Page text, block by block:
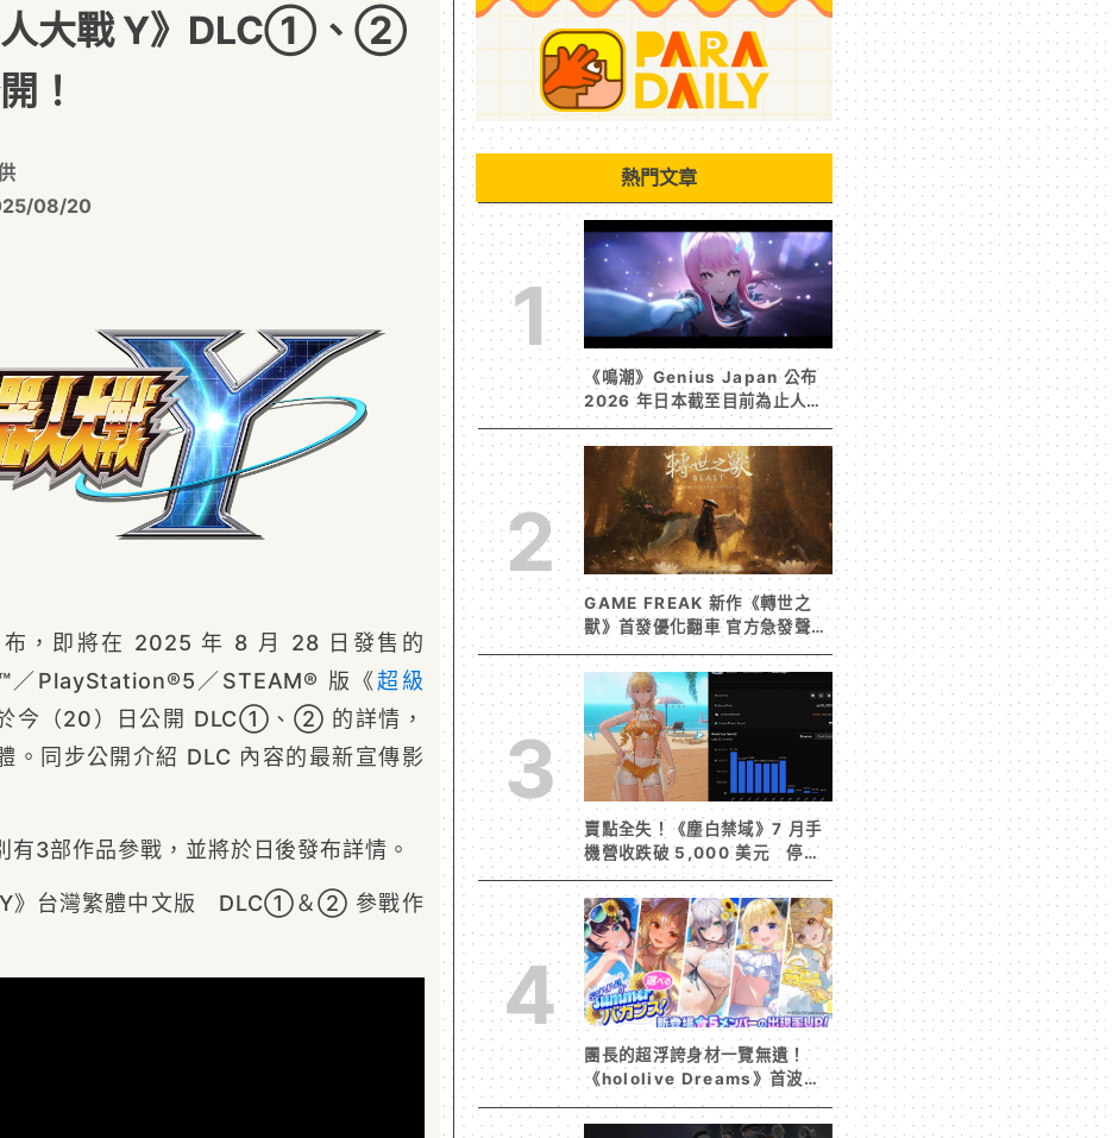
人大戰 Y》DLC①、②
！
08/20
布，即將在 2025 年 8 月 28 日發售的
PlayStation®5／STEAM® 版《 超級
今（20）日公開 DLC①、② 的詳情，
。同步公開介紹 DLC 內容的最新宣傳影
3部作品參戰，並將於日後發布詳情。
Y》台灣繁體中文版 DLC①＆② 參戰作
熱門文章
1
《鳴潮》Genius Japan 公布
2026 年日本截至目前為止人氣
歌單《遠航星的告別》&《自無
垠處歸航之星》入榜
2
GAME FREAK 新作《轉世之
獸》首發優化翻車 官方急發聲明
承諾提供大量更新彌補
3
賣點全失！《塵白禁域》7 月手
機營收跌破 5,000 美元 停服
整改後玩家大量流失
4
團長的超浮誇身材一覽無遺！
《hololive Dreams》首波夏
日活動今日開跑 白銀諾艾爾等
5 位人氣成員泳裝卡池同步解鎖